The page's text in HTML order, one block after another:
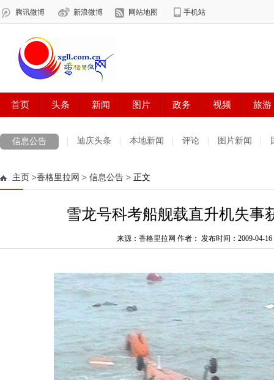
信息公告 迪庆头条 本地新闻 评论 图片新闻
主页 >香格里拉网 > 信息公告 > 正文
雪龙号科考船舰载直升机失事
来源：香格里拉网 作者： 发布时间：2009-04-16